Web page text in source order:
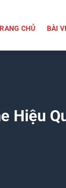
CHỦ BÀI
Hiệu